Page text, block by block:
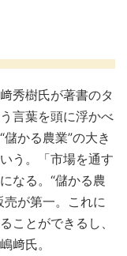
秀樹氏が著書のタ
言葉を頭に浮かべ
かる農業”の大き
う。「市場を通す
なる。“儲かる農
売が第一。これに
ことができるし、
﨑氏。